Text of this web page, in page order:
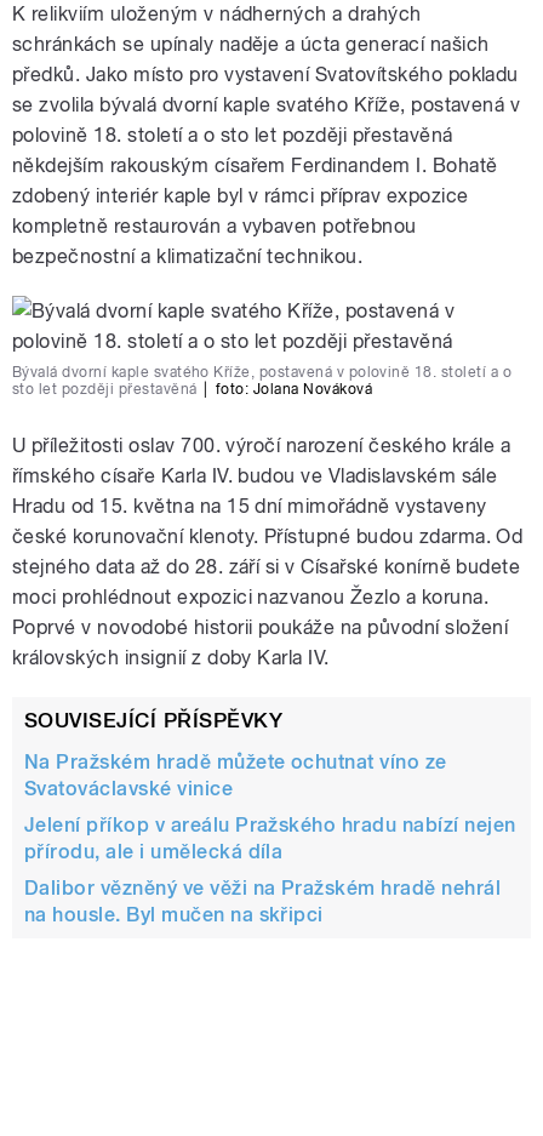
K relikviím uloženým v nádherných a drahých
schránkách se upínaly naděje a úcta generací našich
předků. Jako místo pro vystavení Svatovítského pokladu
se zvolila bývalá dvorní kaple svatého Kříže, postavená v
polovině 18. století a o sto let později přestavěná
někdejším rakouským císařem Ferdinandem I. Bohatě
zdobený interiér kaple byl v rámci příprav expozice
kompletně restaurován a vybaven potřebnou
bezpečnostní a klimatizační technikou.
Bývalá dvorní kaple svatého Kříže, postavená v polovině 18. století a o
sto let později přestavěná
foto: Jolana Nováková
U příležitosti oslav 700. výročí narození českého krále a
římského císaře Karla IV. budou ve Vladislavském sále
Hradu od 15. května na 15 dní mimořádně vystaveny
české korunovační klenoty. Přístupné budou zdarma. Od
stejného data až do 28. září si v Císařské konírně budete
moci prohlédnout expozici nazvanou Žezlo a koruna.
Poprvé v novodobé historii poukáže na původní složení
královských insignií z doby Karla IV.
SOUVISEJÍCÍ PŘÍSPĚVKY
Na Pražském hradě můžete ochutnat víno ze
Svatováclavské vinice
Jelení příkop v areálu Pražského hradu nabízí nejen
přírodu, ale i umělecká díla
Dalibor vězněný ve věži na Pražském hradě nehrál
na housle. Byl mučen na skřipci